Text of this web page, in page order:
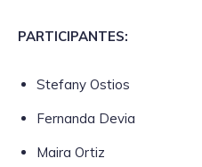
PARTICIPANTES:
Stefany Ostios
Fernanda Devia
Maira Ortiz